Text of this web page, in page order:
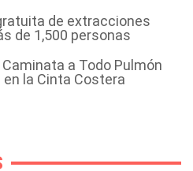
de extracciones
de 1,500 personas
a Todo Pulmón
la Cinta Costera